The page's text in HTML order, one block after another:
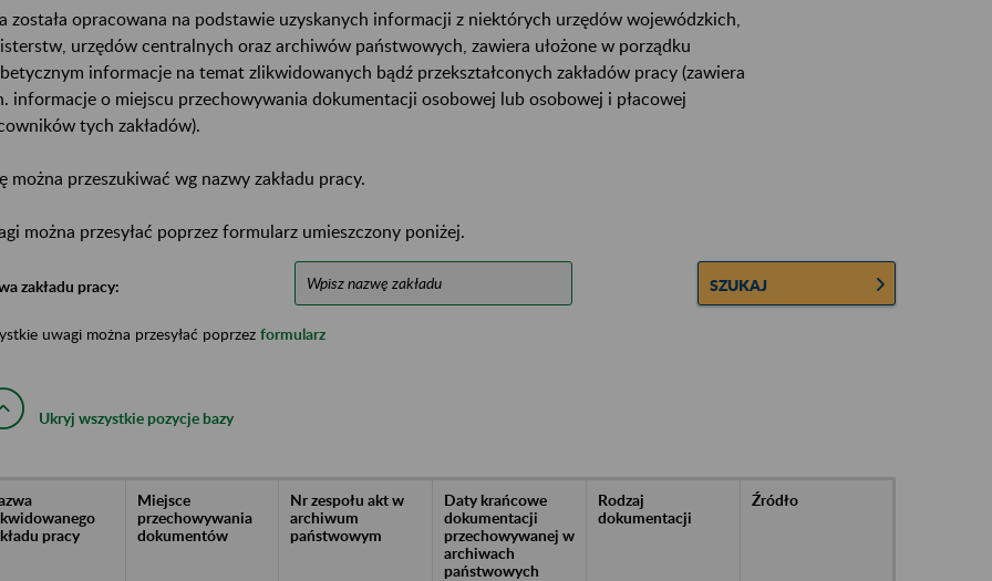
została opracowana na podstawie uzyskanych informacji z niektórych urzędów wojewódzkich,
urzędów centralnych oraz archiwów państwowych, zawiera ułożone w porządku
informacje na temat zlikwidowanych bądź przekształconych zakładów pracy (zawiera
informacje o miejscu przechowywania dokumentacji osobowej lub osobowej i płacowej
tych zakładów).
można przeszukiwać wg nazwy zakładu pracy.
można przesyłać poprzez formularz umieszczony poniżej.
zakładu pracy: SZUKAJ
uwagi można przesyłać poprzez formularz
Ukryj wszystkie pozycje bazy
pracy
Miejsce
przechowywania
dokumentów
Nr zespołu akt w
archiwum
państwowym
Daty krańcowe
dokumentacji
przechowywanej w
archiwach
państwowych
Rodzaj
dokumentacji
Źródło